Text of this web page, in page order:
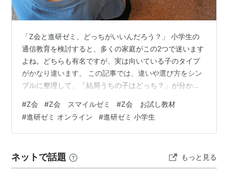
「Z会と進研ゼミ、どっちがいいんだろう？」 小学生の
通信教育を検討すると、多くの家庭がこの2つで迷います
よね。どちらも有名ですが、実は向いている子のタイプ
がかなり違います。 この記事では、違いや選び方をシン
プルに整理して、「結局うちの子はどっち？」が分かる
の違いはどれくらい？ Z会の特徴 進研ゼミの特徴 向いて
いる子 タイプ別おすすめ 実際に選ぶならどっち？リアル
な判断 よくある失敗 迷ったときの一番確実な方法 よく
上がりますか？ 途中で変更できますか？ まとめ Z会と進
研ゼミどっち？…
#Z会 #Z会 スマイルゼミ #Z会 お試し教材
#進研ゼミ オンライン #進研ゼミ 小学生
ネットで話題 もっと見る